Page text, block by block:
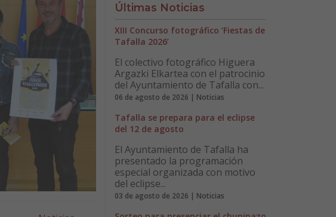
Últimas Noticias
XIII Concurso fotográfico ‘Fiestas de
Tafalla 2026’
El colectivo fotográfico Higuera
Argazki Elkartea con el patrocinio
del Ayuntamiento de Tafalla con...
06 de agosto de 2026 | Noticias
Tafalla se prepara para el eclipse
del 12 de agosto
El Ayuntamiento de Tafalla ha
presentado la programación
especial organizada con motivo
del eclipse...
03 de agosto de 2026 | Noticias